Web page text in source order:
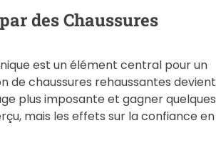
des Chaussures
est un élément central pour un
de chaussures rehaussantes devient
plus imposante et gagner quelques
mais les effets sur la confiance en